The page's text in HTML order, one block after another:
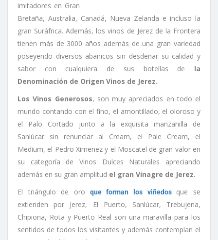
imitadores en Gran
Bretaña, Australia, Canadá, Nueva Zelanda e incluso la
gran Suráfrica. Además, los vinos de Jerez de la Frontera
tienen más de 3000 años además de una gran variedad
poseyendo diversos abanicos sin desdeñar su calidad y
sabor con cualquiera de sus botellas de la
Denominación de Origen Vinos de Jerez.
Los Vinos Generosos, son muy apreciados en todo el
mundo contando con el fino, el amontillado, el oloroso y
el Palo Cortado junto a la exquisita manzanilla de
Sanlúcar sin renunciar al Cream, el Pale Cream, el
Medium, el Pedro Ximenez y el Moscatel de gran valor en
su categoría de Vinos Dulces Naturales apreciando
además en su gran amplitud el gran Vinagre de Jerez.
El triángulo de oro que forman los viñedos
que se
extienden por Jerez, El Puerto, Sanlúcar, Trebujena,
Chipiona, Rota y Puerto Real son una maravilla para los
sentidos de todos los visitantes y además contemplan el